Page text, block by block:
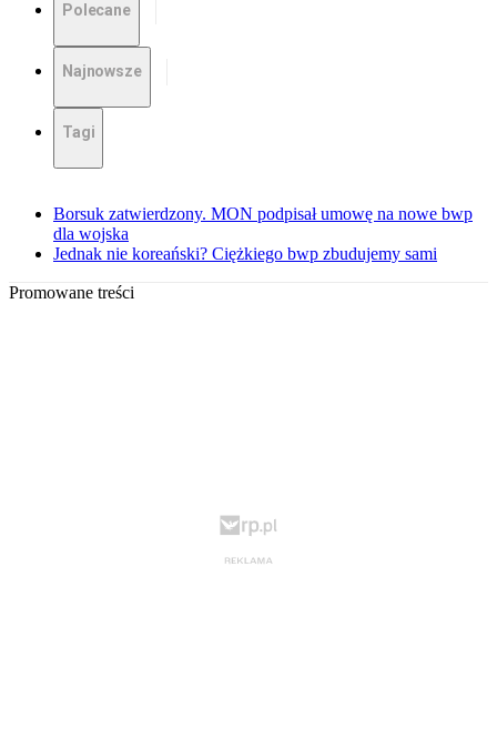
Polecane
Najnowsze
Tagi
Borsuk zatwierdzony. MON podpisał umowę na nowe bwp
dla wojska
Jednak nie koreański? Ciężkiego bwp zbudujemy sami
Promowane treści